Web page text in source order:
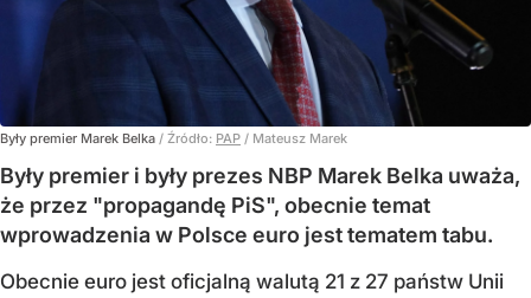
Były premier Marek Belka / Źródło: PAP / Mateusz Marek
Były premier i były prezes NBP Marek Belka uważa,
że przez "propagandę PiS", obecnie temat
wprowadzenia w Polsce euro jest tematem tabu.
Obecnie euro jest oficjalną walutą 21 z 27 państw Unii